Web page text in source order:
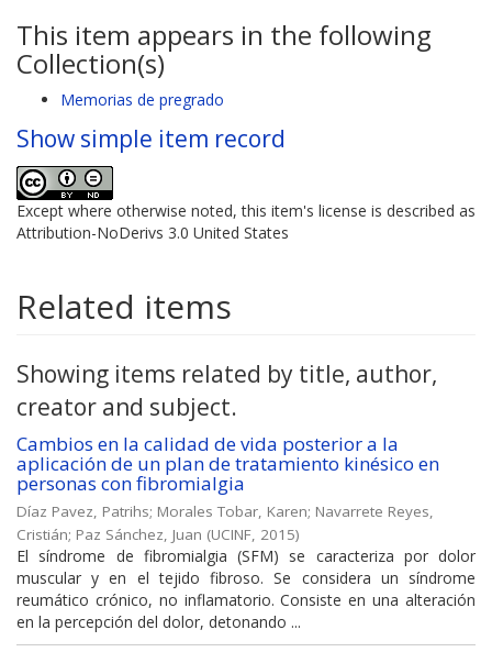
This item appears in the following
Collection(s)
Memorias de pregrado
Show simple item record
Except where otherwise noted, this item's license is described as
Attribution-NoDerivs 3.0 United States
Related items
Showing items related by title, author,
creator and subject.
Cambios en la calidad de vida posterior a la
aplicación de un plan de tratamiento kinésico en
personas con fibromialgia
Díaz Pavez, Patrihs; Morales Tobar, Karen; Navarrete Reyes,
Cristián; Paz Sánchez, Juan (UCINF, 2015)
El síndrome de fibromialgia (SFM) se caracteriza por dolor
muscular y en el tejido fibroso. Se considera un síndrome
reumático crónico, no inflamatorio. Consiste en una alteración
en la percepción del dolor, detonando ...